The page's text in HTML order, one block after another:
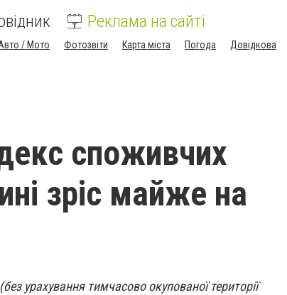
Реклама на сайті
/ Мото Фотозвіти Карта міста Погода
Довідкова
споживчих
зріс майже на
урахування тимчасово окупованої території